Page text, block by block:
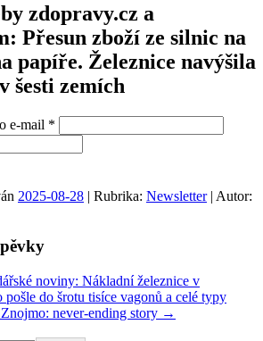
zdopravy.cz a
Přesun zboží ze silnic na
papíře. Železnice navýšila
šesti zemích
e-mail *
2025-08-28 | Rubrika: Newsletter| Autor:
noviny: Nákladní železnice v
do šrotu tisíce vagonů a celé typy
never-ending story →